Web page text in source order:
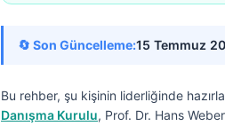
🔄 Son Güncelleme:15 Temmuz
Bu rehber, şu kişinin liderliğinde
Danışma Kurulu, Prof. Dr. Hans